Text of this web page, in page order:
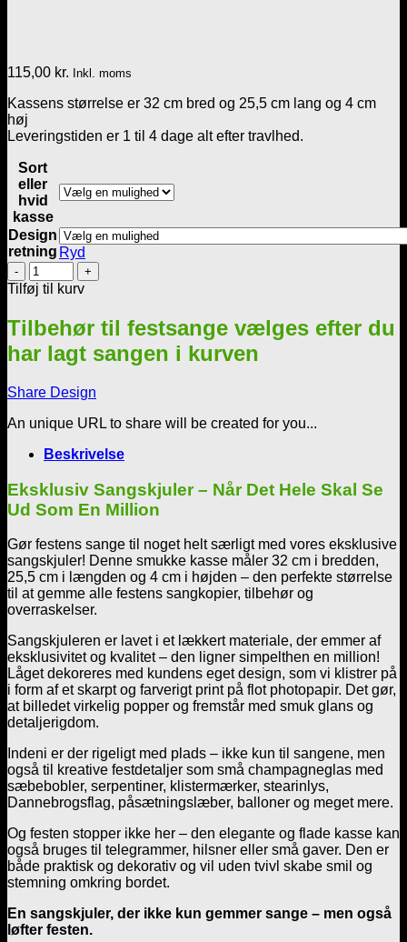
115,00 kr. Inkl. moms
Kassens størrelse er 32 cm bred og 25,5 cm lang og 4 cm
høj
Leveringstiden er 1 til 4 dage alt efter travlhed.
Sort
eller
hvid
kasse
Design
retning Ryd
SangSkjuler
-
Sølvbryllup
-
sølvhjerte
med
antal
Tilføj til kurv
Tilbehør til festsange vælges efter du
har lagt sangen i kurven
Share Design
An unique URL to share will be created for you...
Beskrivelse
Eksklusiv Sangskjuler – Når Det Hele Skal Se
Ud Som En Million
Gør festens sange til noget helt særligt med vores eksklusive
sangskjuler! Denne smukke kasse måler 32 cm i bredden,
25,5 cm i længden og 4 cm i højden – den perfekte størrelse
til at gemme alle festens sangkopier, tilbehør og
overraskelser.
Sangskjuleren er lavet i et lækkert materiale, der emmer af
eksklusivitet og kvalitet – den ligner simpelthen en million!
Låget dekoreres med kundens eget design, som vi klistrer på
i form af et skarpt og farverigt print på flot photopapir. Det gør,
at billedet virkelig popper og fremstår med smuk glans og
detaljerigdom.
Indeni er der rigeligt med plads – ikke kun til sangene, men
også til kreative festdetaljer som små champagneglas med
sæbebobler, serpentiner, klistermærker, stearinlys,
Dannebrogsflag, påsætningslæber, balloner og meget mere.
Og festen stopper ikke her – den elegante og flade kasse kan
også bruges til telegrammer, hilsner eller små gaver. Den er
både praktisk og dekorativ og vil uden tvivl skabe smil og
stemning omkring bordet.
En sangskjuler, der ikke kun gemmer sange – men også
løfter festen.